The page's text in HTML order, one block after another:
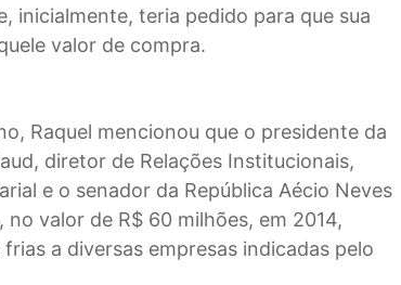
inicialmente, teria pedido para que sua
valor de compra.
Raquel mencionou que o presidente da
diretor de Relações Institucionais,
e o senador da República Aécio Neves
valor de R$ 60 milhões, em 2014,
a diversas empresas indicadas pelo